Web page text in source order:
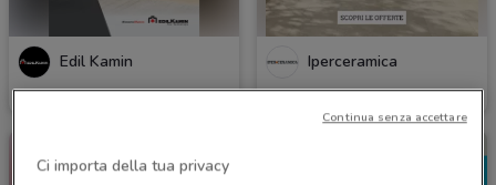
Edil Kamin
Scade il 31/10 3.4 km
Iperceramica
Scade il 31/08 3.7 km
Ci importa della tua privacy
Continua senza accettare